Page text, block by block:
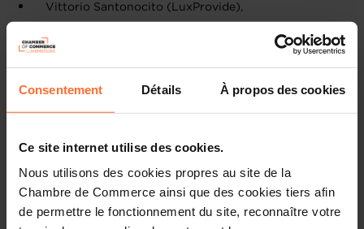
Consentement Détails À propos des cookies
Ce site internet utilise des cookies.
Nous utilisons des cookies propres au site de la
Chambre de Commerce ainsi que des cookies tiers afin
de permettre le fonctionnement du site, reconnaître votre
Vittorio Santonocito (LuxProvide),
Dr. Giorgio Cortiana (E.ON Digital Technology),
Karl Jansen (Deutsches Elektronen-Synchrotron –
DESY),
EIB),